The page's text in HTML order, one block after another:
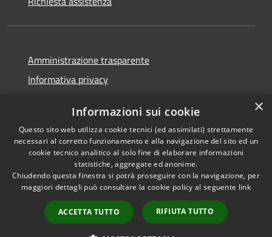
Amministrazione trasparente
Informativa privacy
Dichiarazione di accessibilità
RSS
Accessibilità
Copyright © 2026 • Comune di
Vaprio d'Adda • Powered by
Municipium•
Accesso
redazione
×
Informazioni sui cookie
Questo sito web utilizza cookie tecnici (ed assimilati) strettamente
necessari al corretto funzionamento e alla navigazione del sito ed un
cookie tecnico analitico al solo fine di elaborare informazioni
statistiche, aggregate ed anonime.
Chiudendo questa finestra si potrà proseguire con la navigazione, per
maggiori dettagli può consultare la cookie policy al seguente link
ACCETTA TUTTO RIFIUTA TUTTO